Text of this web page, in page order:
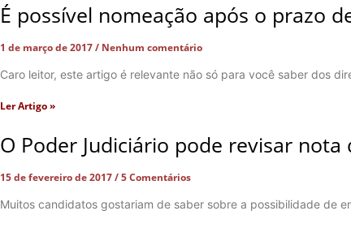
É possível nomeação após o prazo
1 de março de 2017
Nenhum comentário
Caro leitor, este artigo é relevante não só para você saber dos
Ler Artigo »
O Poder Judiciário pode revisar
15 de fevereiro de 2017
5 Comentários
Muitos candidatos gostariam de saber sobre a possibilidade de